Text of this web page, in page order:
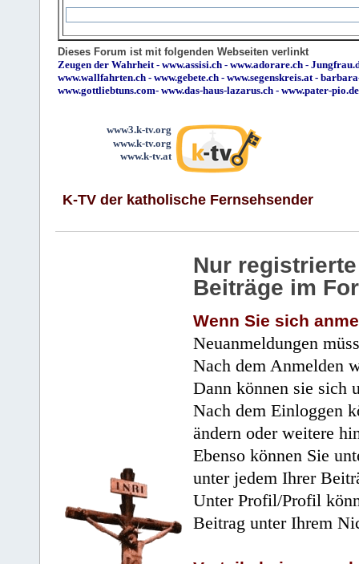
Dieses Forum ist mit folgenden Webseiten verlinkt
Zeugen der Wahrheit - www.assisi.ch - www.adorare.ch -
www.wallfahrten.ch - www.gebete.ch - www.segenskreis.at -
www.gottliebtuns.com- www.das-haus-lazarus.ch - www.pater-pio.de
www3.k-tv.org
www.k-tv.org
www.k-tv.at
K-TV der katholische Fernsehsender
Nur
Beiträge im
Wenn Sie sich
Neuanmeldungen
Nach dem Anmelden
Dann können sie sich
Nach dem Einloggen
ändern oder weitere
Ebenso können Sie
unter jedem Ihrer
Unter Profil/Profil
Beitrag unter Ihrem